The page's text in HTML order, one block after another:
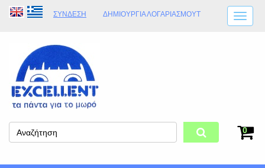
ΣΎΝΔΕΣΗ ΔΗΜΙΟΥΡΓΊΑ ΛΟΓΑΡΙΑΣΜΟΎT
ΩΡΆΡΙΟ ΚΑΤΑΣΤΉΜΑΤΟΣ
ΦΥΣΙΚΌ ΚΑΤΆΣΤΗΜΑ
0